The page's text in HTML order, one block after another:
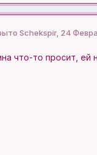
Schekspir, 24
что-то просит, ей